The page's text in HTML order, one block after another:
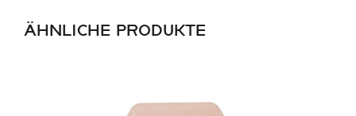
ÄHNLICHE PRODUKTE